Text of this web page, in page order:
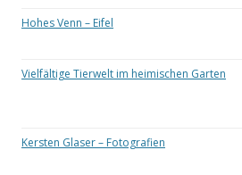
Hohes Venn – Eifel
Vielfältige Tierwelt im heimischen Garten
Kersten Glaser – Fotografien